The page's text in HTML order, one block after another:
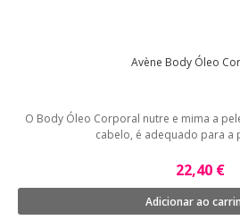
Avène Body Óleo
O Body Óleo Corporal nutre e mima a
cabelo, é adequado para a
22,40 €
Adicionar ao